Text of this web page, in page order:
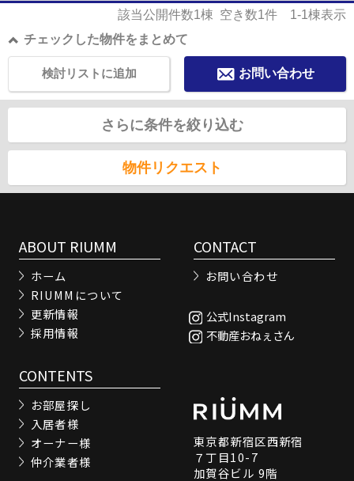
該当公開件数1棟 空き数1件 1-1棟表示
チェックした物件をまとめて
お問い合わせ
検討リストに追加
さらに条件を絞り込む
物件リクエスト
ABOUT RIUMM
ホーム
RIUMMについて
更新情報
採用情報
CONTACT
お問い合わせ
公式Instagram
不動産おねぇさん
CONTENTS
お部屋探し
入居者様
オーナー様
仲介業者様
東京都新宿区西新宿
７丁目10-7
加賀谷ビル 9階